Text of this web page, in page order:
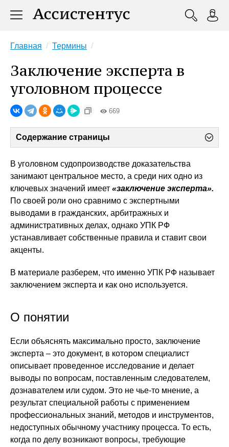
Главная Термины
Заключение эксперта в
уголовном процессе
669
Содержание страницы
В уголовном судопроизводстве доказательства
занимают центральное место, а среди них одно из
ключевых значений имеет «заключение эксперта».
По своей роли оно сравнимо с экспертными
выводами в гражданских, арбитражных и
административных делах, однако УПК РФ
устанавливает собственные правила и ставит свои
акценты.
В материале разберем, что именно УПК РФ называет
заключением эксперта и как оно используется.
О понятии
Если объяснять максимально просто, заключение
эксперта – это документ, в котором специалист
описывает проведенное исследование и делает
выводы по вопросам, поставленным следователем,
дознавателем или судом. Это не чье-то мнение, а
результат специальной работы с применением
профессиональных знаний, методов и инструментов,
недоступных обычному участнику процесса. То есть,
когда по делу возникают вопросы, требующие